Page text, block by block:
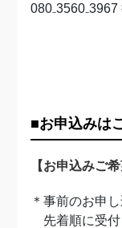
■お申込みは
【お申込みご
＊事前のお申
先着順に受付